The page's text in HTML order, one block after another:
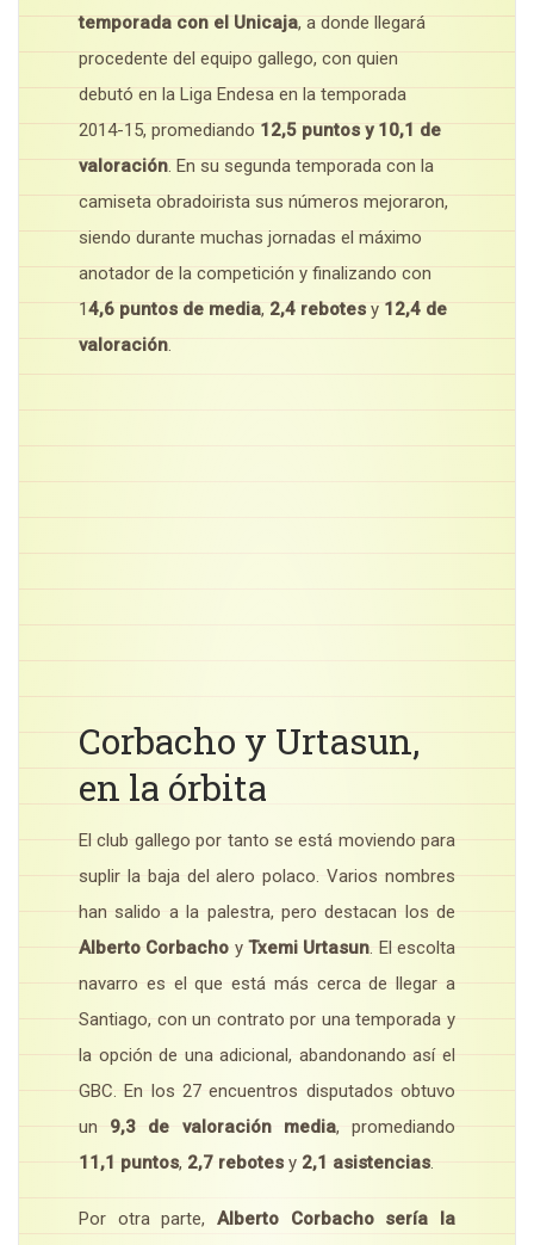
temporada con el Unicaja, a donde llegará
procedente del equipo gallego, con quien
debutó en la Liga Endesa en la temporada
2014-15, promediando 12,5 puntos y 10,1 de
valoración. En su segunda temporada con la
camiseta obradoirista sus números mejoraron,
siendo durante muchas jornadas el máximo
anotador de la competición y finalizando con
1 4,6 puntos de media, 2,4 rebotes y 12,4 de
valoración.
Corbacho y Urtasun,
en la órbita
El club gallego por tanto se está moviendo para
suplir la baja del alero polaco. Varios nombres
han salido a la palestra, pero destacan los de
Alberto Corbacho yTxemi Urtasun. El escolta
navarro es el que está más cerca de llegar a
Santiago, con un contrato por una temporada y
la opción de una adicional, abandonando así el
GBC. En los 27 encuentros disputados obtuvo
un 9,3 de valoración media, promediando
11,1 puntos, 2,7 rebotes y 2,1 asistencias.
Por otra parte, Alberto Corbacho sería la